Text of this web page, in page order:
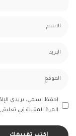
احفظ اسمي، بريدي
المرة المقبلة في